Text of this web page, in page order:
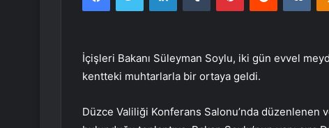
İçişleri Bakanı Süleyman Soylu, iki gün evvel
kentteki muhtarlarla bir ortaya geldi.
Düzce Valiliği Konferans Salonu’nda düzenlenen